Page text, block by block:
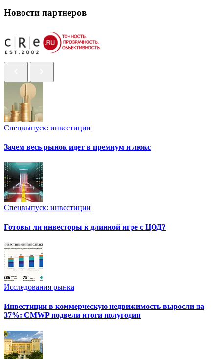
Новости партнеров
Спецвыпуск: инвестиции
Зачем весь рынок идет в премиум и люкс
Спецвыпуск: инвестиции
Готовы ли инвесторы к длинной игре с ЦОД?
Исследования рынка
Инвестиции в коммерческую недвижимость выросли на
37%: CMWP подвели итоги полугодия